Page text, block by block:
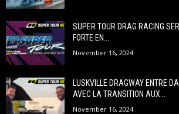
SUPER TOUR DRAG RACING
FORTE EN...
November 16, 2024
LUSKVILLE DRAGWAY ENTRE
AVEC LA TRANSITION AUX...
November 16, 2024